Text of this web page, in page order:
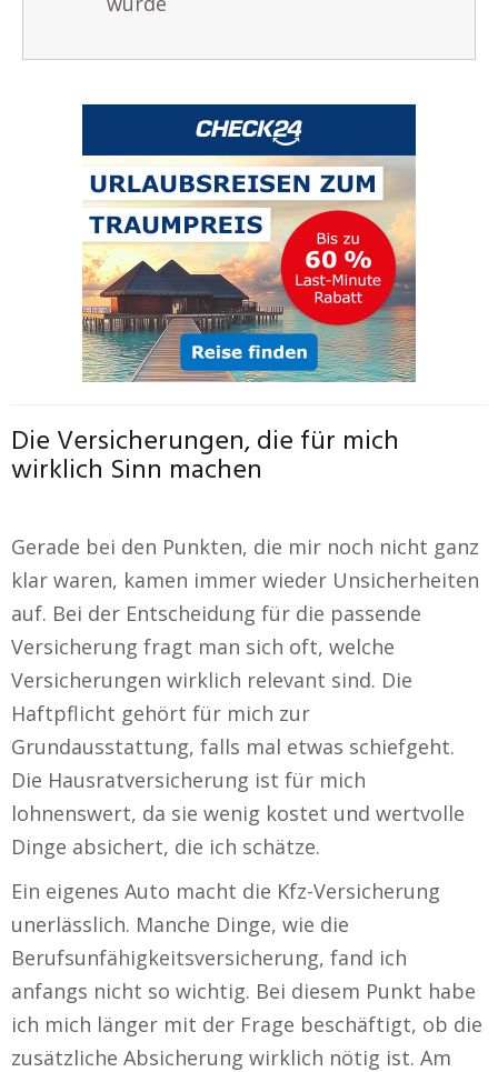
Die Versicherungen, die für mich
wirklich Sinn machen
Gerade bei den Punkten, die mir noch nicht ganz
klar waren, kamen immer wieder Unsicherheiten
auf. Bei der Entscheidung für die passende
Versicherung fragt man sich oft, welche
Versicherungen wirklich relevant sind. Die
Haftpflicht gehört für mich zur
Grundausstattung, falls mal etwas schiefgeht.
Die Hausratversicherung ist für mich
lohnenswert, da sie wenig kostet und wertvolle
Dinge absichert, die ich schätze.
Ein eigenes Auto macht die Kfz-Versicherung
unerlässlich. Manche Dinge, wie die
Berufsunfähigkeitsversicherung, fand ich
anfangs nicht so wichtig. Bei diesem Punkt habe
ich mich länger mit der Frage beschäftigt, ob die
zusätzliche Absicherung wirklich nötig ist. Am